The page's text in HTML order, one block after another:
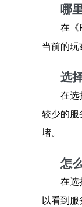
哪
在《
当前的玩
选
在选
较少的服
堵。
怎
在选
以看到